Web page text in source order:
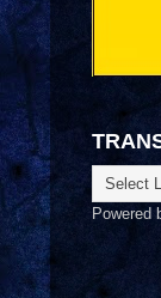
Powered